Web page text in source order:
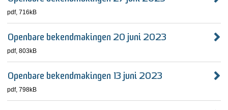
pdf, 716kB
Openbare bekendmakingen 20 juni 2023
pdf, 803kB
Openbare bekendmakingen 13 juni 2023
pdf, 798kB